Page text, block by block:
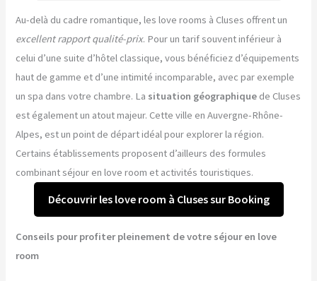
Au-delà du cadre romantique, les love rooms à Cluses offrent un
excellent rapport qualité-prix. Pour un tarif souvent inférieur à
celui d’une suite d’hôtel classique, vous bénéficiez d’équipements
haut de gamme et d’une intimité incomparable, avec par exemple
un spa dans votre chambre. La situation géographique de Cluses
est également un atout majeur. Cette ville en Auvergne-Rhône-
Alpes, est un point de départ idéal pour explorer la région.
Certains établissements proposent d’ailleurs des formules
combinant séjour en love room et activités touristiques.
Découvrir les love room à Cluses sur Booking
Conseils pour profiter pleinement de votre séjour en love
room